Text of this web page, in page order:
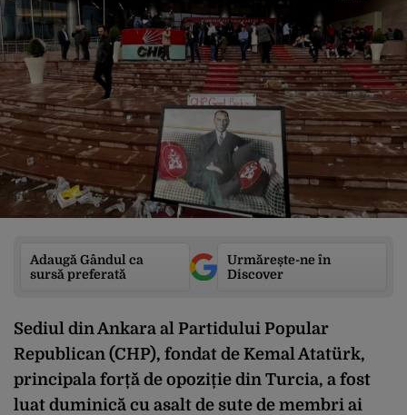
Adaugă Gândul ca
sursă preferată
Urmărește-ne în
Discover
Sediul din Ankara al Partidului Popular
Republican (CHP), fondat de Kemal Atatürk,
principala forță de opoziție din Turcia, a fost
luat duminică cu asalt de sute de membri ai